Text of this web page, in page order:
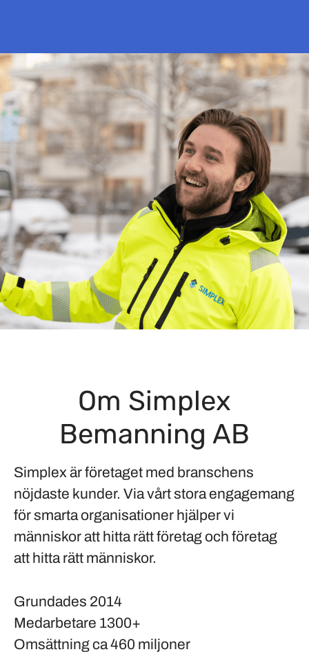
Om Simplex
Bemanning AB
Simplex är företaget med branschens
nöjdaste kunder. Via vårt stora engagemang
för smarta organisationer hjälper vi
människor att hitta rätt företag och företag
att hitta rätt människor.
Grundades 2014
Medarbetare 1300+
Omsättningca 460 miljoner